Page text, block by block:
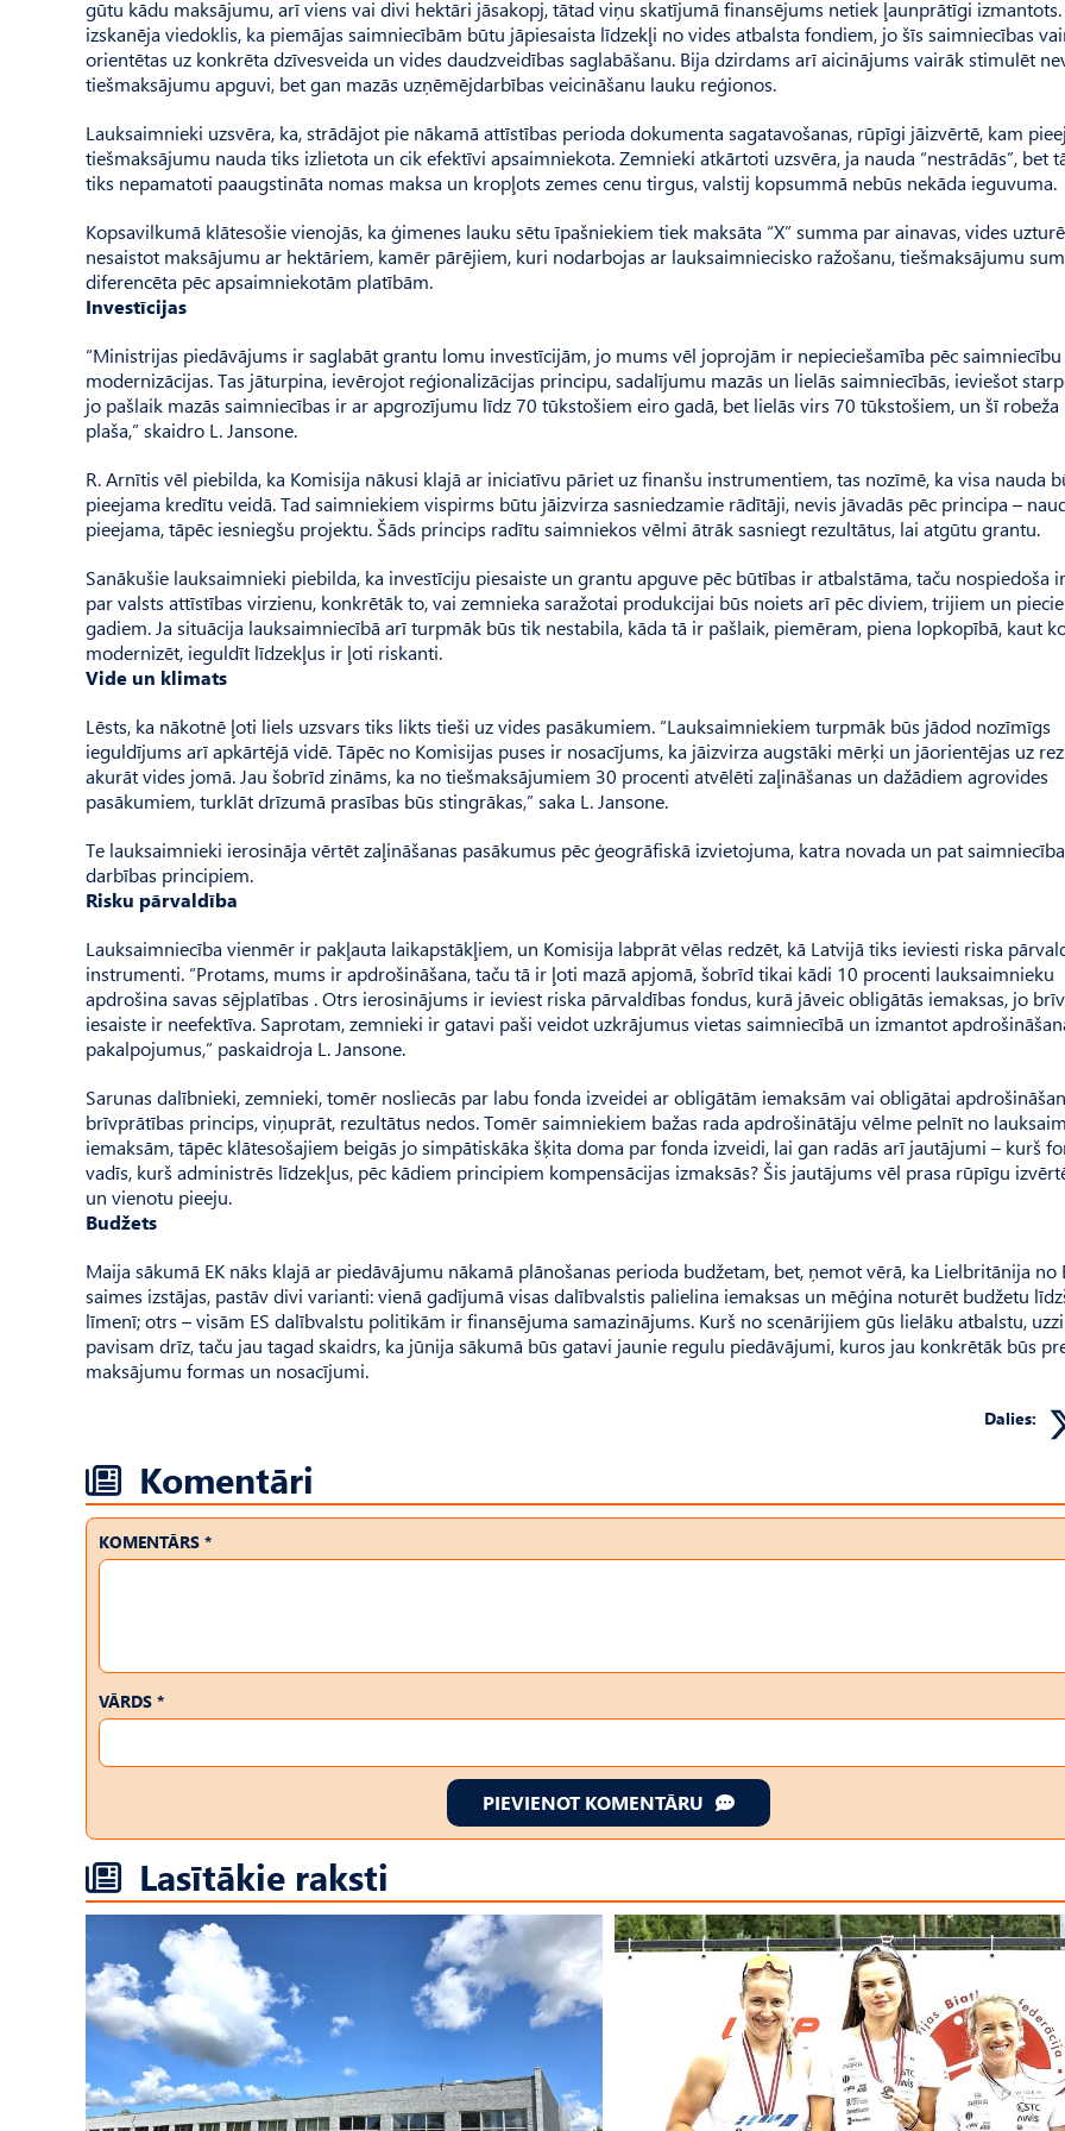
gūtu kādu maksājumu, arī viens vai divi hektāri jāsakopj, tātad viņu skatījumā finansējums netiek ļaunprātīgi izmantots.
izskanēja viedoklis, ka piemājas saim­niecībām būtu jāpiesaista līdzekļi no vides atbalsta fondiem, jo šīs saimniecības
orientētas uz konkrēta dzīvesveida un vides daudzveidības saglabāšanu. Bija dzirdams arī aicinājums vairāk stimulēt
tiešmaksājumu apguvi, bet gan mazās uzņēmējdarbības veicināšanu lauku reģi­onos.
Lauksaimnieki uzsvēra, ka, strādājot pie nākamā attīstības perioda dokumenta sagatavošanas, rūpīgi jāizvērtē, kam
tiešmaksājumu nauda tiks izlietota un cik efektīvi apsaimniekota. Zemnieki atkārtoti uzsvēra, ja nauda “nestrādās”, bet
tiks nepamatoti paaugstināta nomas maksa un kropļots zemes cenu tirgus, valstij kopsummā nebūs nekāda ieguvuma.
Kopsavilkumā klātesošie vienojās, ka ģimenes lauku sētu īpašniekiem tiek maksāta “X” summa par ainavas, vides
nesaistot maksājumu ar hektāriem, kamēr pārējiem, kuri nodarbojas ar lauksaimniecisko ražošanu, tiešmaksājumu
diferencēta pēc apsaimniekotām platībām.
Investīcijas
“Ministrijas piedāvājums ir saglabāt grantu lomu investīcijām, jo mums vēl joprojām ir nepieciešamība pēc saimniecību
modernizācijas. Tas jāturpina, ievērojot reģionalizācijas principu, sadalījumu mazās un lielās saimniecībās, ieviešot
jo paš­laik mazās saimniecības ir ar apgrozījumu līdz 70 tūkstošiem eiro gadā, bet lielās virs 70 tūkstošiem, un šī
plaša,” skaidro L. Jansone.
R. Arnītis vēl piebilda, ka Komisija nākusi klajā ar iniciatīvu pāriet uz finanšu instrumentiem, tas nozīmē, ka visa nauda
pieejama kredītu veidā. Tad saimniekiem vispirms būtu jāizvirza sasniedzamie rādītāji, nevis jāvadās pēc principa –
pieejama, tāpēc iesniegšu projektu. Šāds princips radītu saimniekos vēlmi ātrāk sasniegt rezultātus, lai atgūtu grantu.
Sanākušie lauksaimnieki piebilda, ka investīciju piesaiste un grantu apguve pēc būtības ir atbalstāma, taču nospiedoša
par valsts attīstības virzienu, konkrētāk to, vai zemnieka saražotai produkcijai būs noiets arī pēc diviem, trijiem un
gadiem. Ja situācija lauksaimniecībā arī turpmāk būs tik nestabila, kāda tā ir pašlaik, piemēram, piena lopkopībā, kaut
modernizēt, ieguldīt līdzekļus ir ļoti riskanti.
Vide un klimats
Lēsts, ka nākotnē ļoti liels uzsvars tiks likts tieši uz vides pasākumiem. “Lauksaimniekiem turpmāk būs jādod nozīmīgs
ieguldījums arī apkārtējā vidē. Tāpēc no Komisijas puses ir nosacījums, ka jāizvirza augstāki mērķi un jāorientējas uz
akurāt vides jomā. Jau šobrīd zināms, ka no tiešmaksājumiem 30 procenti atvēlēti zaļināšanas un dažādiem agrovides
pasākumiem, turklāt drīzumā prasības būs stingrākas,” saka L. Jansone.
Te lauksaimnieki ierosināja vērtēt zaļināšanas pasākumus pēc ģeogrāfiskā izvietojuma, katra novada un pat
darbības principiem.
Risku pārvaldība
Lauksaimniecība vienmēr ir pakļauta laikapstākļiem, un Ko­misija labprāt vēlas redzēt, kā Latvijā tiks ieviesti riska
instrumenti. “Protams, mums ir apdrošināšana, taču tā ir ļoti mazā apjomā, šobrīd tikai kādi 10 procenti lauksaimnieku
apdrošina savas sējplatības . Otrs ierosinājums ir ieviest riska pārvaldības fondus, kurā jāveic obligātās iemaksas, jo
iesaiste ir neefektīva. Saprotam, zemnieki ir gatavi paši veidot uzkrājumus vietas saimniecībā un izmantot
pakalpojumus,” paskaidroja L. Jan­sone.
Sarunas dalībnieki, zemnieki, tomēr nosliecās par labu fonda izveidei ar obligātām iemaksām vai obligātai
brīvprātības princips, viņuprāt, rezultātus nedos. Tomēr saimniekiem bažas rada apdrošinātāju vēlme pelnīt no
iemaksām, tāpēc klātesošajiem beigās jo simpātiskāka šķita doma par fonda izveidi, lai gan radās arī jautājumi – kurš
vadīs, kurš administrēs līdzekļus, pēc kādiem principiem kompensācijas izmaksās? Šis jautājums vēl prasa rūpīgu
un vienotu pieeju.
Budžets
Maija sākumā EK nāks klajā ar piedāvājumu nākamā plānošanas perioda budžetam, bet, ņemot vērā, ka Lielbritānija no
saimes izstājas, pastāv divi varianti: vienā gadījumā visas dalībvalstis palielina iemaksas un mēģina noturēt budžetu
līmenī; otrs – visām ES dalībvalstu politikām ir finansējuma samazinājums. Kurš no scenārijiem gūs lielāku atbalstu,
pavisam drīz, taču jau tagad skaidrs, ka jūnija sākumā būs gatavi jaunie regulu piedāvājumi, kuros jau konkrētāk būs
maksājumu formas un nosacījumi.
Dalies:
Komentāri
KOMENTĀRS *
VĀRDS *
PIEVIENOT KOMENTĀRU
Lasītākie raksti